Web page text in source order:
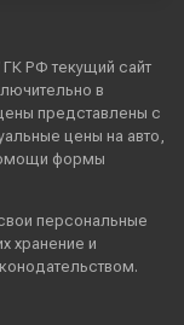
ГК РФ текущий сайт
в
представлены с
цены на авто,
формы
персональные
хранение и